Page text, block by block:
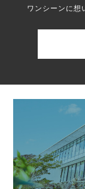
ワンシーンに想